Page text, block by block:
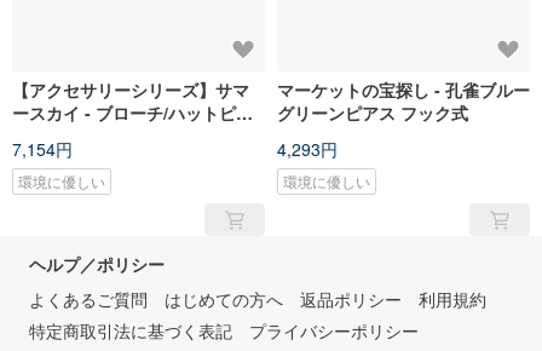
【アクセサリーシリーズ】サマ
ースカイ - ブローチ/ハットピン
7,154円
環境に優しい
マーケットの宝探し - 孔雀ブルー
グリーンピアス フック式
4,293円
環境に優しい
ヘルプ／ポリシー
よくあるご質問
はじめての方へ 返品ポリシー
利用規約
特定商取引法に基づく表記
プライバシーポリシー